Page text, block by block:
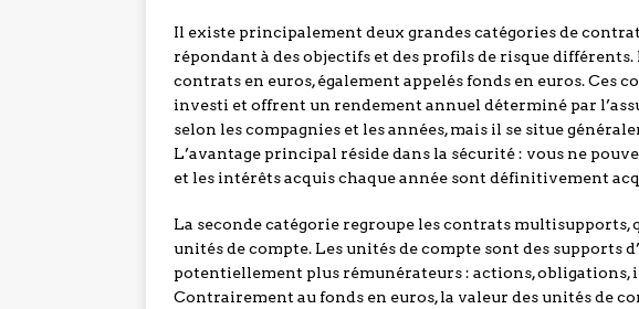
Il existe principalement deux grandes catégories de
répondant à des objectifs et des profils de risque
contrats en euros, également appelés fonds en euros. Ces
investi et offrent un rendement annuel déterminé par
selon les compagnies et les années, mais il se situe
L’avantage principal réside dans la sécurité : vous ne
et les intérêts acquis chaque année sont définitivement
La seconde catégorie regroupe les contrats multisupports,
unités de compte. Les unités de compte sont des supports
potentiellement plus rémunérateurs : actions, obligations,
Contrairement au fonds en euros, la valeur des unités de